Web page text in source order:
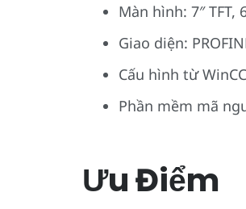
Màn hình: 7″ TFT,
Giao diện:
Cấu hình từ
Phần mềm mã
Ưu Điểm